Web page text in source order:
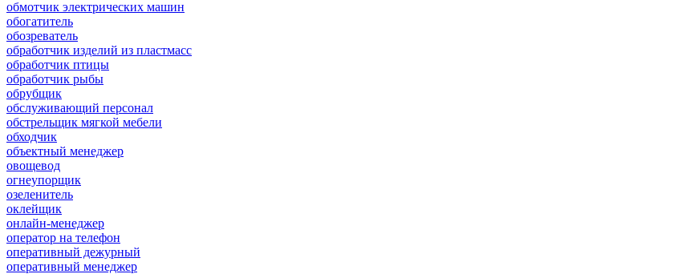
обмотчик электрических машин
обогатитель
обозреватель
обработчик изделий из пластмасс
обработчик птицы
обработчик рыбы
обрубщик
обслуживающий персонал
обстрельщик мягкой мебели
обходчик
объектный менеджер
овощевод
огнеупорщик
озеленитель
оклейщик
онлайн-менеджер
опeрaтoр нa тeлeфoн
оперативный дежурный
оперативный менеджер